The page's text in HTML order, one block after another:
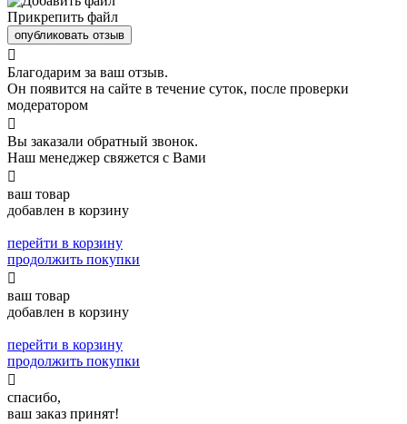
Прикрепить файл
опубликовать отзыв

Благодарим за ваш отзыв.
Он появится на сайте в течение суток, после проверки
модератором

Вы заказали обратный звонок.
Наш менеджер свяжется с Вами

ваш товар
добавлен в корзину
перейти в корзину
продолжить покупки

ваш товар
добавлен в корзину
перейти в корзину
продолжить покупки

спасибо,
ваш заказ принят!